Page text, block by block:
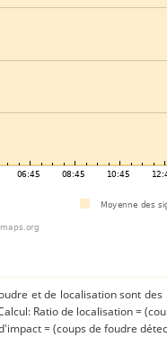
et de localisation sont
Ratio de localisation =
= (coups de foudre